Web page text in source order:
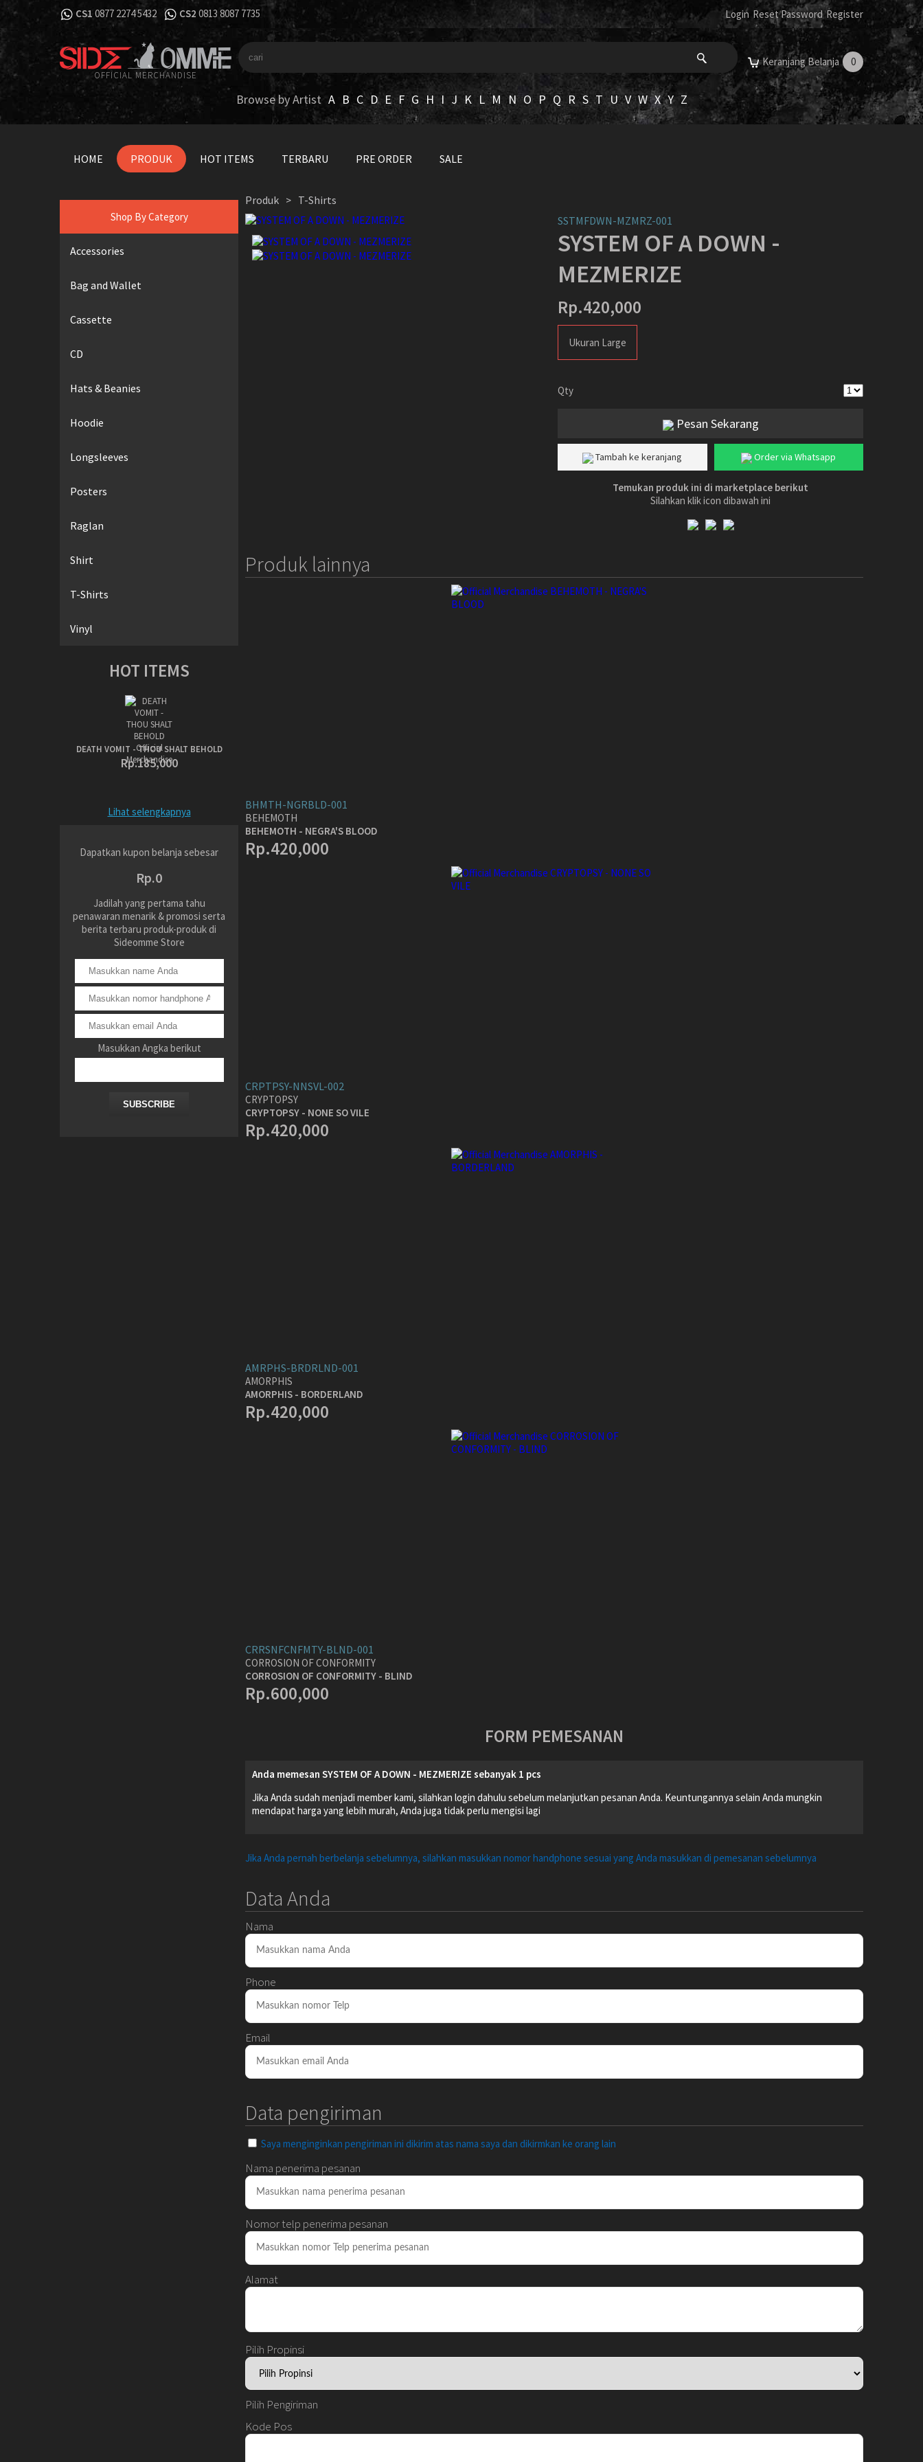
CS1 0877 2274 5432 CS2 0813 8087 7735 Login Reset Password Register
OFFICIAL MERCHANDISE
Keranjang Belanja 0
Browse by Artist A B C D E F G H I J K L M N O P Q R S T U V W X Y Z
HOME PRODUK HOT ITEMS TERBARU PRE ORDER SALE
Shop By Category
Accessories
Bag and Wallet
Cassette
CD
Hats & Beanies
Hoodie
Longsleeves
Posters
Raglan
Shirt
T-Shirts
Vinyl
HOT ITEMS
DEATH VOMIT - THOU SHALT BEHOLD
Rp.185,000
Lihat selengkapnya
Dapatkan kupon belanja sebesar
Rp.0
Jadilah yang pertama tahu
penawaran menarik & promosi serta
berita terbaru produk-produk di
Sideomme Store
Masukkan Angka berikut
SUBSCRIBE
Produk > T-Shirts
SSTMFDWN-MZMRZ-001
SYSTEM OF A DOWN -
MEZMERIZE
Rp.420,000
Ukuran Large
Qty
Pesan Sekarang
Tambah ke keranjang Order via Whatsapp
Temukan produk ini di marketplace berikut
Silahkan klik icon dibawah ini
Produk lainnya
BHMTH-NGRBLD-001
BEHEMOTH
BEHEMOTH - NEGRA'S BLOOD
Rp.420,000
CRPTPSY-NNSVL-002
CRYPTOPSY
CRYPTOPSY - NONE SO VILE
Rp.420,000
AMRPHS-BRDRLND-001
AMORPHIS
AMORPHIS - BORDERLAND
Rp.420,000
CRRSNFCNFMTY-BLND-001
CORROSION OF CONFORMITY
CORROSION OF CONFORMITY - BLIND
Rp.600,000
FORM PEMESANAN
Anda memesan SYSTEM OF A DOWN - MEZMERIZE sebanyak 1 pcs
Jika Anda sudah menjadi member kami, silahkan login dahulu sebelum melanjutkan pesanan Anda. Keuntungannya selain Anda mungkin
mendapat harga yang lebih murah, Anda juga tidak perlu mengisi lagi
Jika Anda pernah berbelanja sebelumnya, silahkan masukkan nomor handphone sesuai yang Anda masukkan di pemesanan sebelumnya
Data Anda
Nama
Phone
Email
Data pengiriman
Saya menginginkan pengiriman ini dikirim atas nama saya dan dikirmkan ke orang lain
Nama penerima pesanan
Nomor telp penerima pesanan
Alamat
Pilih Propinsi
Pilih Pengiriman
Kode Pos